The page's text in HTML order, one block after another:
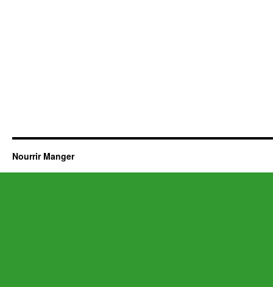
Nourrir Manger